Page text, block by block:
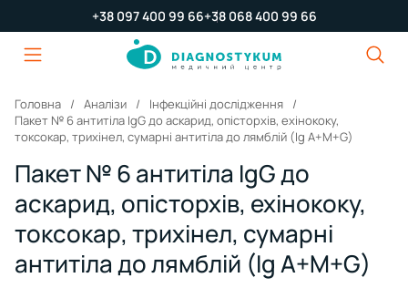
+38 097 400 99 66+38 068 400 99 66
Головна Аналізи
Інфекційні дослідження
Пакет № 6 антитіла IgG до аскарид, опісторхів, ехінококу,
токсокар, трихінел, сумарні антитіла до лямблій (Ig А+М+G)
Пакет № 6 антитіла IgG до
аскарид, опісторхів, ехінококу,
токсокар, трихінел, сумарні
антитіла до лямблій (Ig А+М+G)